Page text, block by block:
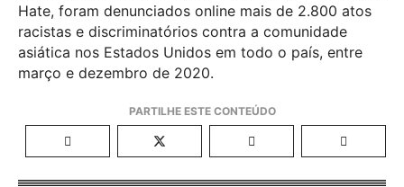
Hate, foram denunciados online mais de 2.800 atos
racistas e discriminatórios contra a comunidade
asiática nos Estados Unidos em todo o país, entre
março e dezembro de 2020.